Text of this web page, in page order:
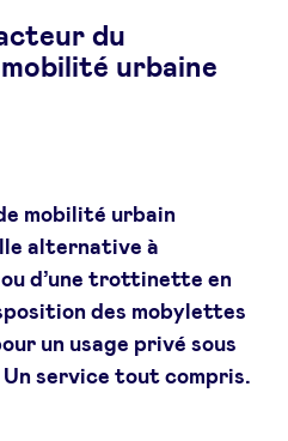
du
urbaine
mobilité urbain
alternative à
ou d’une trottinette en
des mobylettes
un usage privé sous
Un service tout compris.